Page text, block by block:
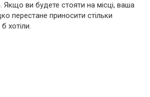
ви будете стояти на місці, ваша
перестане приносити стільки
хотіли.